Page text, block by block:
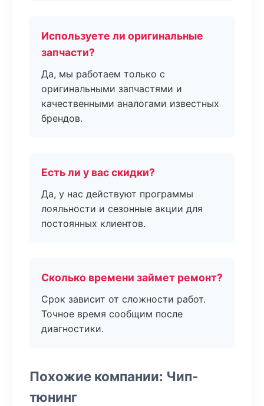
Используете ли оригинальные
запчасти?
Да, мы работаем только с
оригинальными запчастями и
качественными аналогами известных
брендов.
Есть ли у вас скидки?
Да, у нас действуют программы
лояльности и сезонные акции для
постоянных клиентов.
Сколько времени займет ремонт?
Срок зависит от сложности работ.
Точное время сообщим после
диагностики.
Похожие компании: Чип-
тюнинг